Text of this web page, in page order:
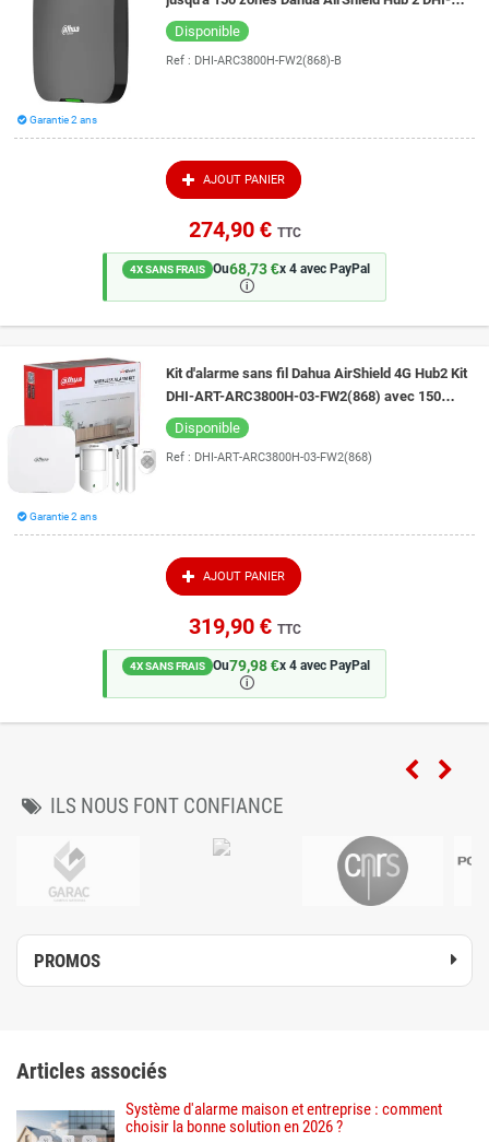
ARC3800H-FW2(868) Black
Disponible
Ref : DHI-ARC3800H-FW2(868)-B
Garantie 2 ans
AJOUT PANIER
274,90 € TTC
4X SANS FRAIS Ou68,73 €x 4 avec PayPal
🛈
Kit d'alarme sans fil Dahua AirShield 4G Hub2 Kit
DHI-ART-ARC3800H-03-FW2(868) avec 150
périphériques supportés
Disponible
Ref : DHI-ART-ARC3800H-03-FW2(868)
Garantie 2 ans
AJOUT PANIER
319,90 € TTC
4X SANS FRAIS Ou79,98 €x 4 avec PayPal
🛈
ILS NOUS FONT CONFIANCE
PROMOS
Articles associés
Système d'alarme maison et entreprise : comment
choisir la bonne solution en 2026 ?